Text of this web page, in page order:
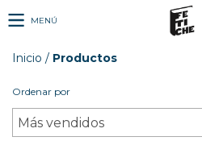
MENÚ
Inicio / Productos
Ordenar por